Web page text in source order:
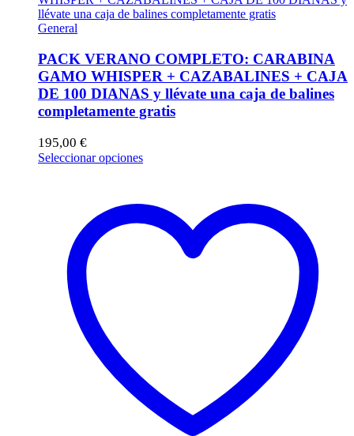
General
PACK VERANO COMPLETO: CARABINA
GAMO WHISPER + CAZABALINES + CAJA
DE 100 DIANAS y llévate una caja de balines
completamente gratis
195,00 €
Seleccionar opcionesEste
variantes.
Las
opciones